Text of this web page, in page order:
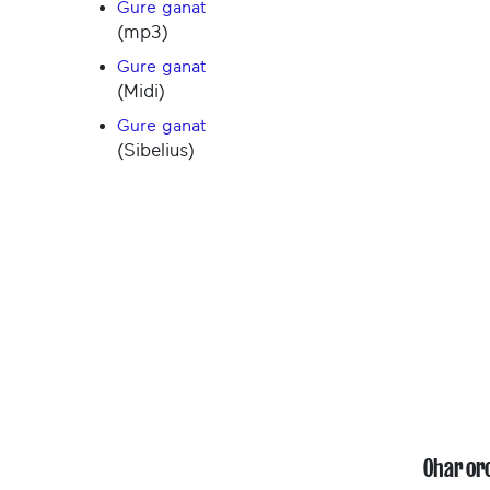
Gure ganat
(mp3)
Gure ganat
(Midi)
Gure ganat
(Sibelius)
Ohar